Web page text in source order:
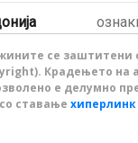
се заштитени
Крадењето на
е делумно
ставање